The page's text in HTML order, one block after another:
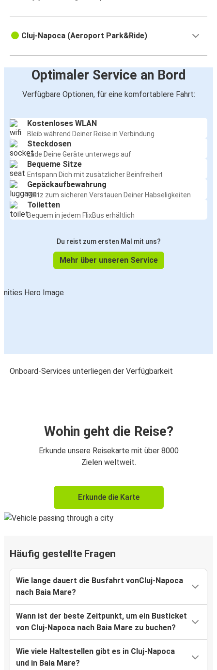
Cluj-Napoca (Aeroport Park&Ride)
Optimaler Service an Bord
Verfügbare Optionen, für eine komfortablere Fahrt:
Kostenloses WLAN
Bleib während Deiner Reise in Verbindung
Steckdosen
Lade Deine Geräte unterwegs auf
Bequeme Sitze
Entspann Dich mit zusätzlicher Beinfreiheit
Gepäckaufbewahrung
Platz zum sicheren Verstauen Deiner Habseligkeiten
Toiletten
Bequem in jedem FlixBus erhältlich
Du reist zum ersten Mal mit uns?
Mehr über unseren Service
Onboard-Services unterliegen der Verfügbarkeit
Wohin geht die Reise?
Erkunde unsere Reisekarte mit über 8000
Zielen weltweit.
Erkunde die Karte
Häufig gestellte Fragen
Wie lange dauert die Busfahrt vonCluj-Napoca
nach Baia Mare?
Wann ist der beste Zeitpunkt, um ein Busticket
von Cluj-Napoca nach Baia Mare zu buchen?
Wie viele Haltestellen gibt es in Cluj-Napoca
und in Baia Mare?